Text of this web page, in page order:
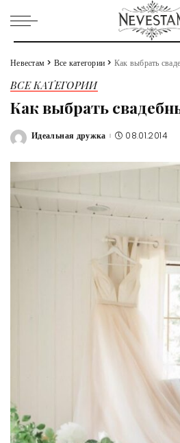
Невестам > Все категории > Как выбрать
ВСЕ КАТЕГОРИИ
Как выбрать
Posted
Идеальная дружка 08.01.2014